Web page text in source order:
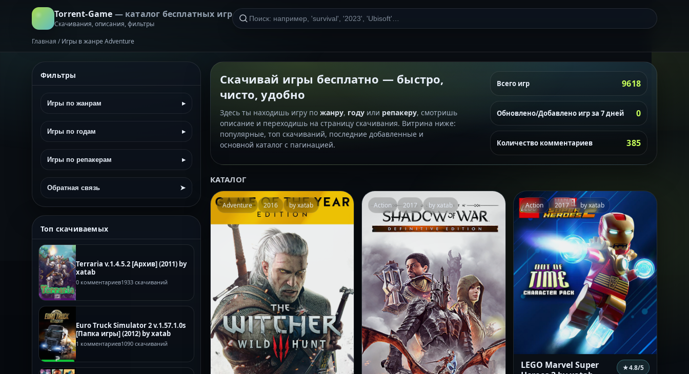
Torrent-Game — каталог бесплатных игр
Скачивания, описания, фильтры
Главная / Игры в жанре Adventure
Фильтры
Игры по жанрам ▸
Игры по годам ▸
Игры по репакерам ▸
Обратная связь ➤
Топ скачиваемых
Terraria v.1.4.5.2 [Архив] (2011) by
xatab
0 комментариев1933 скачиваний
Euro Truck Simulator 2 v.1.57.1.0s
[Папка игры] (2012) by xatab
1 комментариев1090 скачиваний
Скачивай игры бесплатно — быстро,
чисто, удобно
Здесь ты находишь игру по жанру, году или репакеру, смотришь
описание и переходишь на страницу скачивания. Витрина ниже:
популярные, топ скачиваний, последние добавленные и
основной каталог с пагинацией.
Всего игр 9618
Обновлено/Добавлено игр за 7 дней 0
Количество комментариев 385
КАТАЛОГ
Adventure 2016 by xatab Action 2017 by xatab Action 2017 by xatab
LEGO Marvel Super
★4.8/5